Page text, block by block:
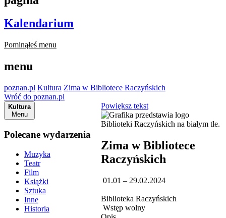
Kalendarium
Pominąłeś menu
menu
poznan.pl Kultura Zima w Bibliotece Raczyńskich
Wróć do poznan.pl
Kultura
Menu
Polecane wydarzenia
Muzyka
Teatr
Film
Książki
Sztuka
Inne
Historia
Powiększ tekst
Zima w Bibliotece
Raczyńskich
01.01 – 29.02.2024
Biblioteka Raczyńskich
Wstęp wolny